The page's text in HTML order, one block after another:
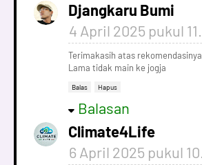
Djangkaru Bumi
4 April 2025 pukul
Terimakasih atas rekomendasinya
Lama tidak main ke jogja
Balas Hapus
Balasan
Climate4Life
6 April 2025 pukul